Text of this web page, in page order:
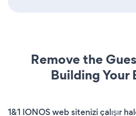
Remove the
Building Your
1&1 IONOS web sitenizi çalışır